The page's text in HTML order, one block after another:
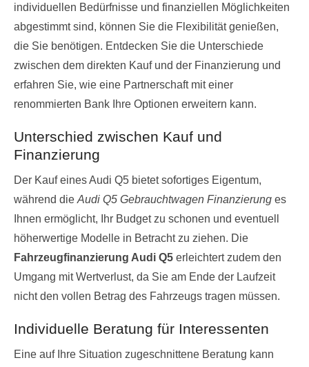
individuellen Bedürfnisse und finanziellen Möglichkeiten
abgestimmt sind, können Sie die Flexibilität genießen,
die Sie benötigen. Entdecken Sie die Unterschiede
zwischen dem direkten Kauf und der Finanzierung und
erfahren Sie, wie eine Partnerschaft mit einer
renommierten Bank Ihre Optionen erweitern kann.
Unterschied zwischen Kauf und
Finanzierung
Der Kauf eines Audi Q5 bietet sofortiges Eigentum,
während die Audi Q5 Gebrauchtwagen Finanzierung es
Ihnen ermöglicht, Ihr Budget zu schonen und eventuell
höherwertige Modelle in Betracht zu ziehen. Die
Fahrzeugfinanzierung Audi Q5 erleichtert zudem den
Umgang mit Wertverlust, da Sie am Ende der Laufzeit
nicht den vollen Betrag des Fahrzeugs tragen müssen.
Individuelle Beratung für Interessenten
Eine auf Ihre Situation zugeschnittene Beratung kann